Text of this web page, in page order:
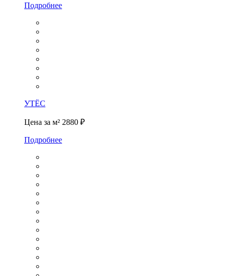
Подробнее
УТЁС
Цена за м² 2880 ₽
Подробнее